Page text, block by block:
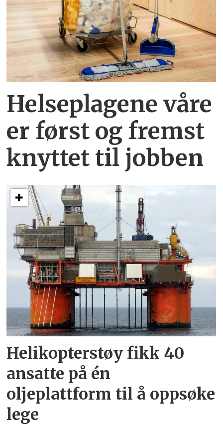
Helseplagene våre
er først og fremst
knyttet til jobben
Helikopterstøy fikk 40
ansatte på én
oljeplattform til å oppsøke
lege